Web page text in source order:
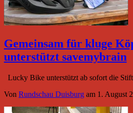
Gemeinsam für kluge
unterstützt savemybrain
Lucky Bike unterstützt ab sofort die
Von Rundschau Duisburg am 1. August